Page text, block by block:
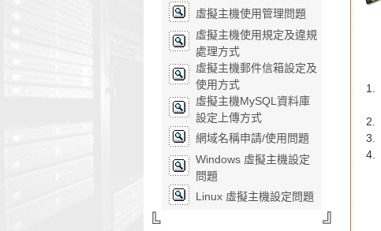
虛擬主機使用管理問題
虛擬主機使用規定及違規
處理方式
虛擬主機郵件信箱設定及
使用方式
虛擬主機MySQL資料庫
設定上傳方式
網域名稱申請/使用問題
Windows 虛擬主機設定
問題
Linux 虛擬主機設定問題